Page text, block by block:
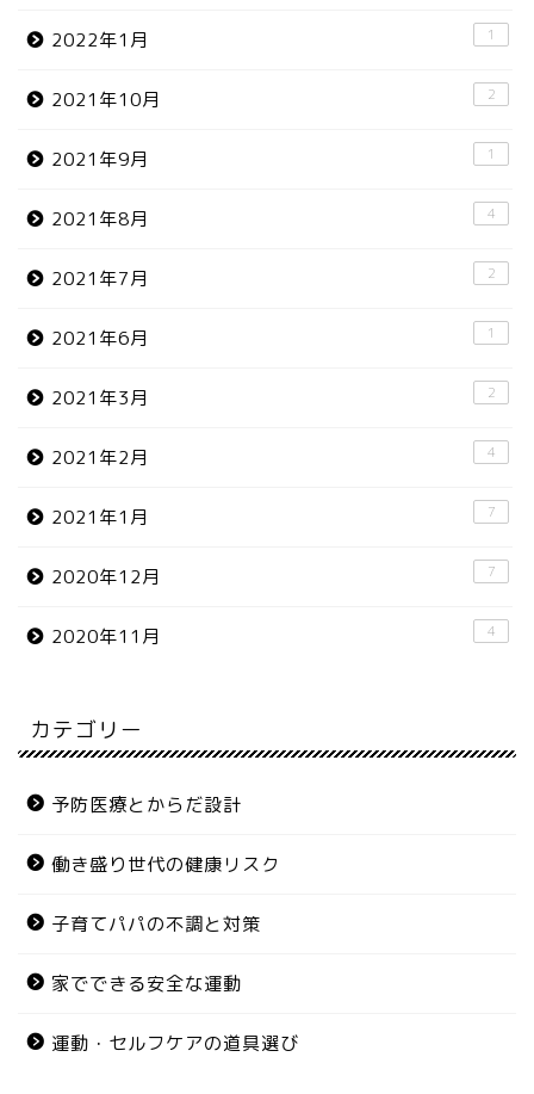
2022年1月 1
2021年10月 2
2021年9月 1
2021年8月 4
2021年7月 2
2021年6月 1
2021年3月 2
2021年2月 4
2021年1月 7
2020年12月 7
2020年11月 4
カテゴリー
予防医療とからだ設計
働き盛り世代の健康リスク
子育てパパの不調と対策
家でできる安全な運動
運動・セルフケアの道具選び